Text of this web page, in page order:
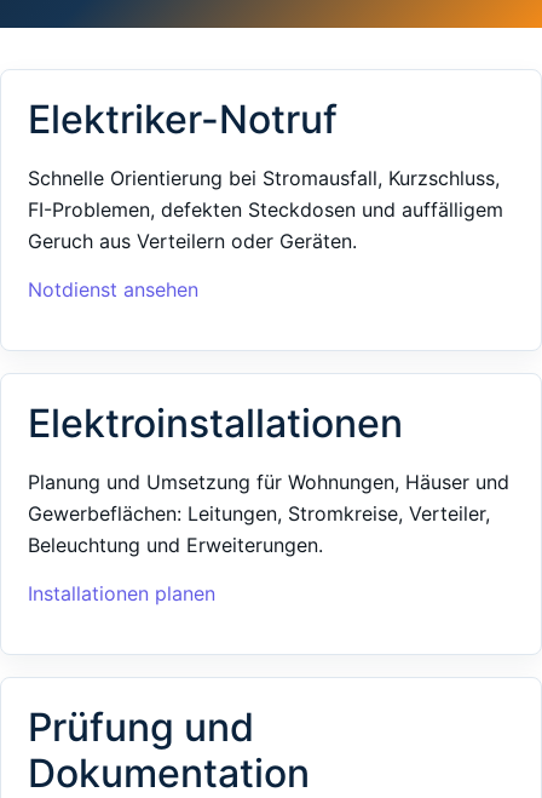
Elektriker-Notruf
Schnelle Orientierung bei Stromausfall, Kurzschluss,
FI-Problemen, defekten Steckdosen und auffälligem
Geruch aus Verteilern oder Geräten.
Notdienst ansehen
Elektroinstallationen
Planung und Umsetzung für Wohnungen, Häuser und
Gewerbeflächen: Leitungen, Stromkreise, Verteiler,
Beleuchtung und Erweiterungen.
Installationen planen
Prüfung und
Dokumentation